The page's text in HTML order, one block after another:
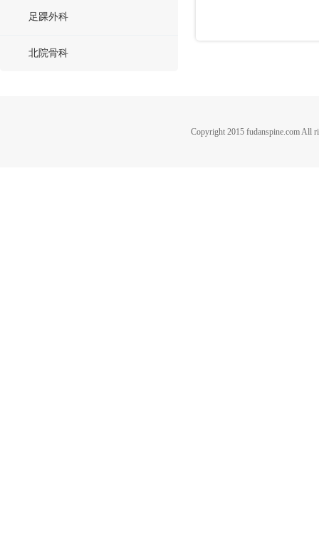
足踝外科
北院骨科
Copyright 2015 fudanspine.com